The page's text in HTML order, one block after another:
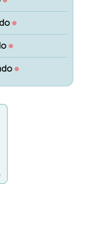
●
●
●